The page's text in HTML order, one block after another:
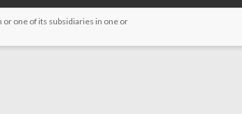
one of its subsidiaries in one or